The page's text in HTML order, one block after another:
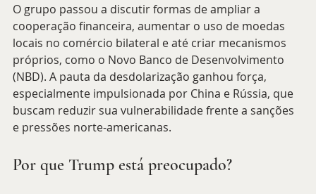
O grupo passou a discutir formas de ampliar a
cooperação financeira, aumentar o uso de moedas
locais no comércio bilateral e até criar mecanismos
próprios, como o Novo Banco de Desenvolvimento
(NBD). A pauta da desdolarização ganhou força,
especialmente impulsionada por China e Rússia, que
buscam reduzir sua vulnerabilidade frente a sanções
e pressões norte-americanas.
Por que Trump está preocupado?